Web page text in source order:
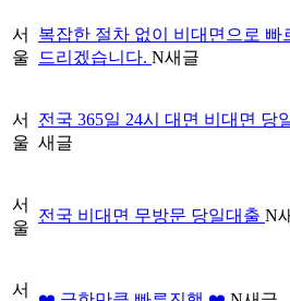
서
울
복잡한 절차 없이 비대면으로 빠
드리겠습니다. N새글
서
울
전국 365일 24시 대면 비대면 당
새글
서
울
전국 비대면 무방문 당일대출 N
서